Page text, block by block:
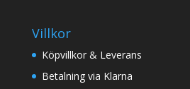
Villkor
Köpvillkor & Leverans
Betalning via Klarna